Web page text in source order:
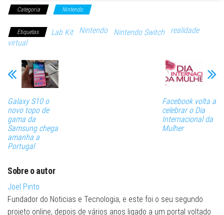
Categoria Nintendo
Etiquetas Lab Kit Nintendo Nintendo Switch
realidade
virtual
Galaxy S10 o
novo topo de
gama da
Samsung chega
amanha a
Portugal
Facebook volta a
celebrar o Dia
Internacional da
Mulher
Sobre o autor
Joel Pinto
Fundador do Noticias e Tecnologia, e este foi o seu segundo
projeto online, depois de vários anos ligado a um portal voltado